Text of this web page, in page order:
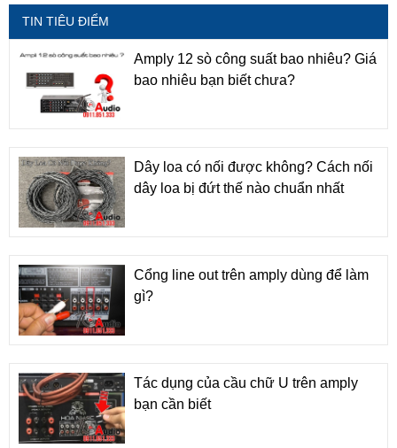
TIN TIÊU ĐIỂM
Amply 12 sò công suất bao nhiêu? Giá
bao nhiêu bạn biết chưa?
Dây loa có nối được không? Cách nối
dây loa bị đứt thế nào chuẩn nhất
Cổng line out trên amply dùng để làm
gì?
Tác dụng của cầu chữ U trên amply
bạn cần biết